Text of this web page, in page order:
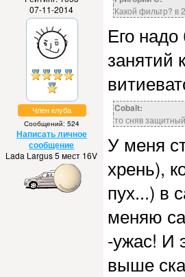
07-11-2014
Член клуба
Сообщений: 524
Написать личное
сообщение
Lada Largus 5 мест 16V
Какой фильтр? в
Его
занятий
Cobalt:
то сняв
У меня
хрень),
пух...) в
меняю
-ужас! И
выше